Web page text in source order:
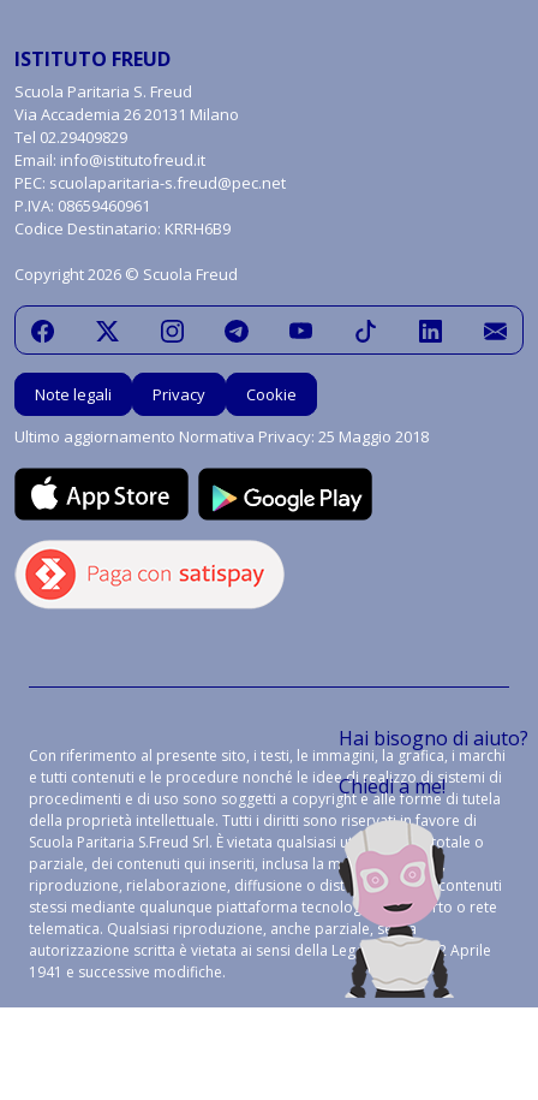
Hai bisogno di aiuto?
Chiedi a me!
ISTITUTO FREUD
Scuola Paritaria S. Freud
Via Accademia 26 20131 Milano
Tel 02.29409829
Email: info@istitutofreud.it
PEC: scuolaparitaria-s.freud@pec.net
P.IVA: 08659460961
Codice Destinatario: KRRH6B9
Copyright 2026 © Scuola Freud
Note legali Privacy
Cookie
Ultimo aggiornamento Normativa Privacy: 25 Maggio 2018
Con riferimento al presente sito, i testi, le immagini, la grafica, i marchi
e tutti contenuti e le procedure nonché le idee di realizzo di sistemi di
procedimenti e di uso sono soggetti a copyright e alle forme di tutela
della proprietà intellettuale. Tutti i diritti sono riservati in favore di
Scuola Paritaria S.Freud Srl. È vietata qualsiasi utilizzazione, totale o
parziale, dei contenuti qui inseriti, inclusa la memorizzazione,
riproduzione, rielaborazione, diffusione o distribuzione dei contenuti
stessi mediante qualunque piattaforma tecnologica, supporto o rete
telematica. Qualsiasi riproduzione, anche parziale, senza
autorizzazione scritta è vietata ai sensi della Legge 633 del 22 Aprile
1941 e successive modifiche.
CREDITS:ALEIDE WEB AGENCY